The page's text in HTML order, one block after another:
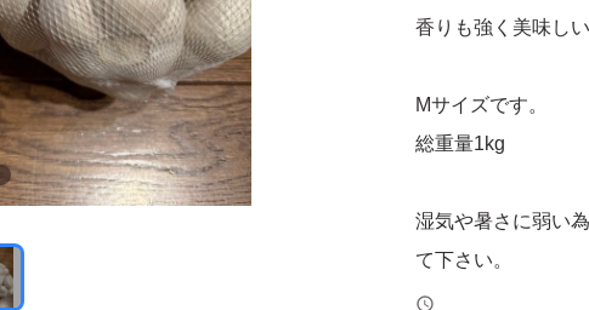
香りも強く美味し
Mサイズです。
総重量1kg
湿気や暑さに弱い
て下さい。